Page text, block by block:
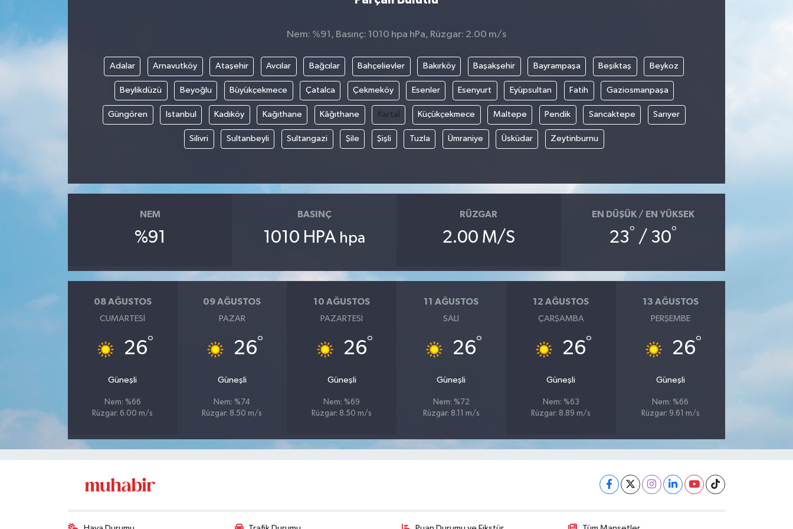
Nem: %91, Basınç: 1010 hpa hPa, Rüzgar: 2.00 m/s
Adalar Arnavutköy Ataşehir Avcılar Bağcılar Bahçelievler Bakırköy Başakşehir Bayrampaşa Beşiktaş Beykoz
Beylikdüzü Beyoğlu Büyükçekmece Çatalca Çekmeköy Esenler Esenyurt Eyüpsultan Fatih Gaziosmanpaşa
Güngören Istanbul Kadıköy Kağıthane Kâğıthane Kartal Küçükçekmece Maltepe Pendik Sancaktepe Sarıyer
Silivri Sultanbeyli Sultangazi Şile Şişli Tuzla Ümraniye Üsküdar Zeytinburnu
NEM
%91
BASINÇ
1010 HPA hpa
RÜZGAR
2.00 M/S
EN DÜŞÜK / EN YÜKSEK
23° / 30°
08 AĞUSTOS
CUMARTESI
26°
Güneşli
Nem: %66
Rüzgar: 6.00 m/s
09 AĞUSTOS
PAZAR
26°
Güneşli
Nem: %74
Rüzgar: 8.50 m/s
10 AĞUSTOS
PAZARTESI
26°
Güneşli
Nem: %69
Rüzgar: 8.50 m/s
11 AĞUSTOS
SALI
26°
Güneşli
Nem: %72
Rüzgar: 8.11 m/s
12 AĞUSTOS
ÇARŞAMBA
26°
Güneşli
Nem: %63
Rüzgar: 8.89 m/s
13 AĞUSTOS
PERŞEMBE
26°
Güneşli
Nem: %66
Rüzgar: 9.61 m/s